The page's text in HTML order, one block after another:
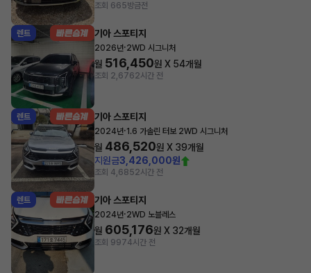
조회 665방금전
렌트 기아 스포티지
2026년·2WD 시그니처
월 516,450원 X 54개월
조회 2,6762시간 전
렌트 기아 스포티지
2024년·1.6 가솔린 터보 2WD 시그니처
월 486,520원 X 39개월
지원금3,426,000원
조회 4,6852시간 전
렌트 기아 스포티지
2024년·2WD 노블레스
월 605,176원 X 32개월
조회 9974시간 전